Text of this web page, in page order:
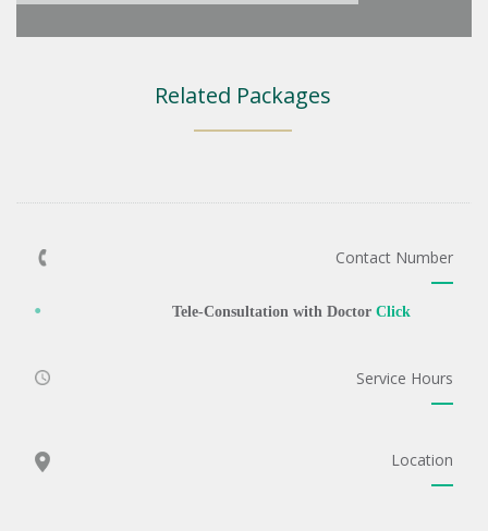
Related Packages
Contact Number
Tele-Consultation with Doctor Click
Service Hours
Location